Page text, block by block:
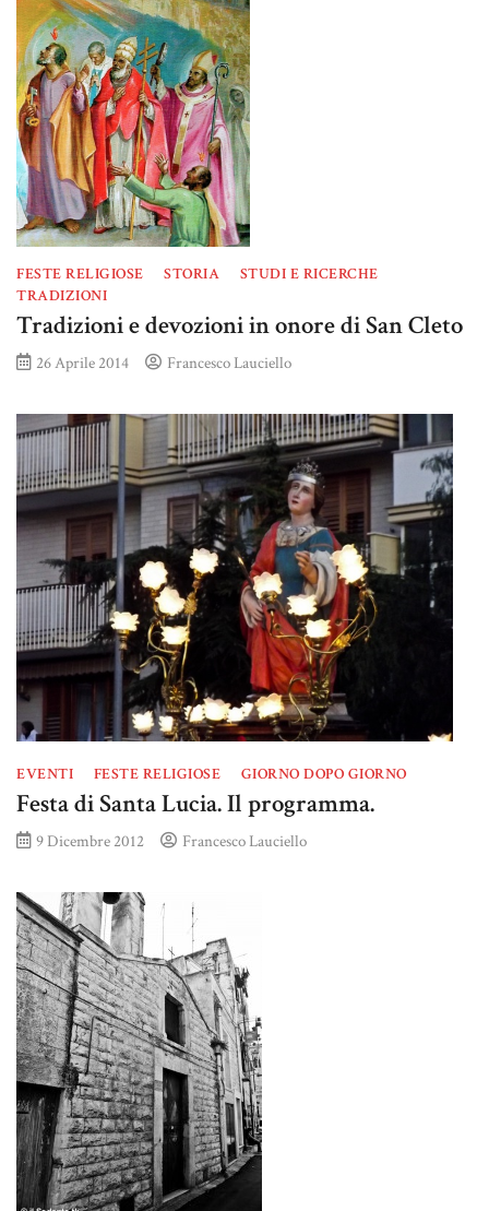
FESTE RELIGIOSE STORIA
STUDI E RICERCHE
TRADIZIONI
Tradizioni e devozioni in onore di San Cleto
26 Aprile 2014 Francesco Lauciello
EVENTI FESTE RELIGIOSE GIORNO DOPO GIORNO
Festa di Santa Lucia. Il programma.
9 Dicembre 2012 Francesco Lauciello